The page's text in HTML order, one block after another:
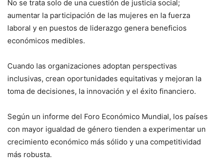
No se trata solo de una cuestión de justicia social;
aumentar la participación de las mujeres en la fuerza
laboral y en puestos de liderazgo genera beneficios
económicos medibles.
Cuando las organizaciones adoptan perspectivas
inclusivas, crean oportunidades equitativas y mejoran la
toma de decisiones, la innovación y el éxito financiero.
Según un informe del Foro Económico Mundial, los países
con mayor igualdad de género tienden a experimentar un
crecimiento económico más sólido y una competitividad
más robusta.